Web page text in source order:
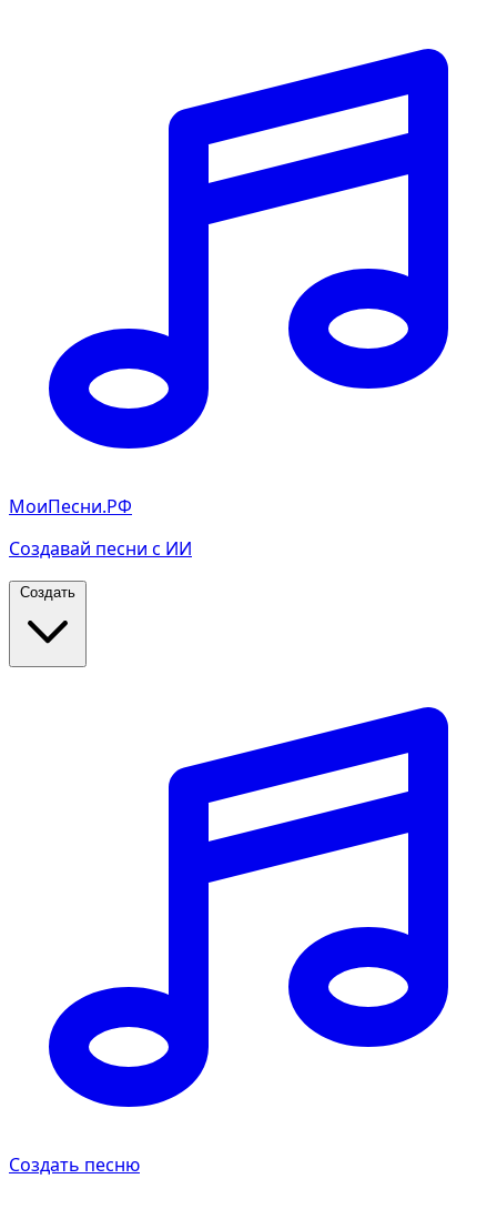
МоиПесни.РФ
Создавай песни с ИИ
Создать
Создать песню